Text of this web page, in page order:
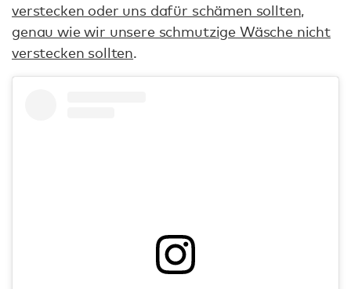
verstecken oder uns dafür schämen sollten,
genau wie wir unsere schmutzige Wäsche nicht
verstecken sollten.